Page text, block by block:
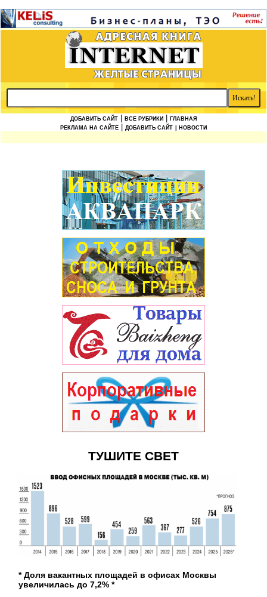
ДОБАВИТЬ САЙТ ВСЕ РУБРИКИ
ГЛАВНАЯ
РЕКЛАМА НА САЙТЕ
ДОБАВИТЬ САЙТ | НОВОСТИ
ТУШИТЕ СВЕТ
* Доля вакантных площадей в офисах Москвы
увеличилась до 7,2% *